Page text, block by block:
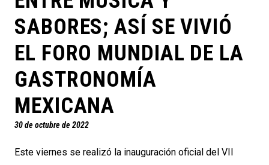
SABORES; ASÍ SE VIVIÓ
EL FORO MUNDIAL DE LA
GASTRONOMÍA
MEXICANA
30 de octubre de 2022
Este viernes se realizó la inauguración oficial del VII